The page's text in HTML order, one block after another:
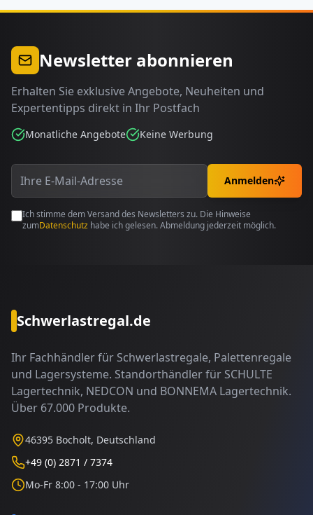
Newsletter abonnieren
Erhalten Sie exklusive Angebote, Neuheiten und
Expertentipps direkt in Ihr Postfach
Monatliche Angebote Keine Werbung
Anmelden
Ich stimme dem Versand des Newsletters zu. Die Hinweise
zumDatenschutz habe ich gelesen. Abmeldung jederzeit möglich.
Schwerlastregal.de
Ihr Fachhändler für Schwerlastregale, Palettenregale
und Lagersysteme. Standorthändler für SCHULTE
Lagertechnik, NEDCON und BONNEMA Lagertechnik.
Über 67.000 Produkte.
46395 Bocholt, Deutschland
+49 (0) 2871 / 7374
Mo-Fr 8:00 - 17:00 Uhr